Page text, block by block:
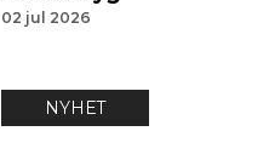
02 jul 2026
NYHET